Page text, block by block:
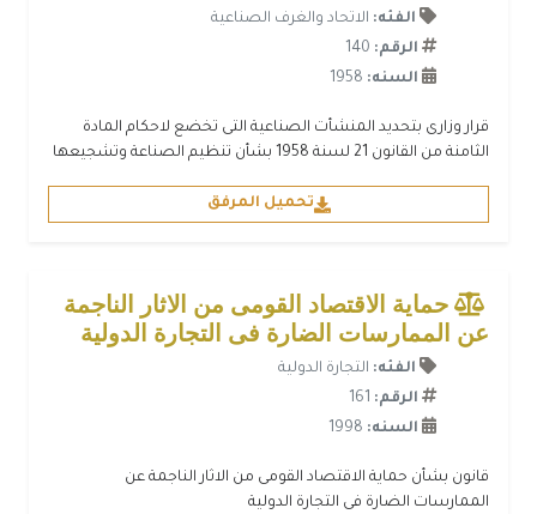
الفئه: الاتحاد والغرف الصناعية
الرقم:
السنه:
قرار وزارى بتحديد المنشأت الصناعية التى تخضع لاحكام المادة
الثامنة من القانون 21 لسنة 1958 بشأن تنظيم الصناعة وتشجيعها
تحميل المرفق
حماية الاقتصاد القومى من الاثار الناجمة
عن الممارسات الضارة فى التجارة الدولية
الفئه: التجارة الدولية
الرقم:
السنه:
قانون بشأن حماية الاقتصاد القومى من الاثار الناجمة عن
الممارسات الضارة فى التجارة الدولية